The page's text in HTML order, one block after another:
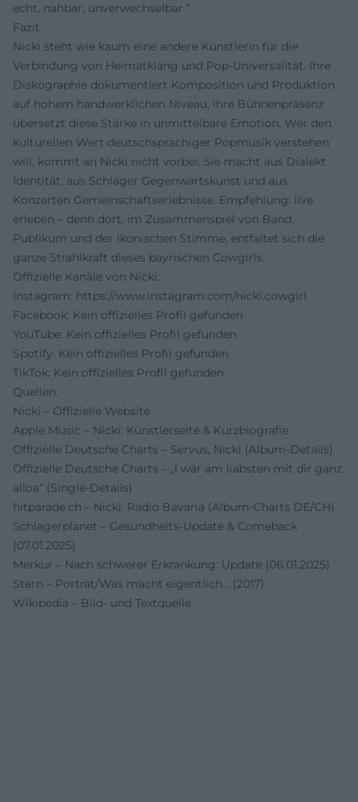
echt, nahbar, unverwechselbar.“
Fazit
Nicki steht wie kaum eine andere Künstlerin für die
Verbindung von Heimatklang und Pop-Universalität. Ihre
Diskographie dokumentiert Komposition und Produktion
auf hohem handwerklichen Niveau, ihre Bühnenpräsenz
übersetzt diese Stärke in unmittelbare Emotion. Wer den
kulturellen Wert deutschsprachiger Popmusik verstehen
will, kommt an Nicki nicht vorbei: Sie macht aus Dialekt
Identität, aus Schlager Gegenwartskunst und aus
Konzerten Gemeinschaftserlebnisse. Empfehlung: live
erleben – denn dort, im Zusammenspiel von Band,
Publikum und der ikonischen Stimme, entfaltet sich die
ganze Strahlkraft dieses bayrischen Cowgirls.
Offizielle Kanäle von Nicki:
Instagram: https://www.instagram.com/nicki.cowgirl
Facebook: Kein offizielles Profil gefunden
YouTube: Kein offizielles Profil gefunden
Spotify: Kein offizielles Profil gefunden
TikTok: Kein offizielles Profil gefunden
Quellen:
Nicki – Offizielle Website
Apple Music – Nicki: Künstlerseite & Kurzbiografie
Offizielle Deutsche Charts – Servus, Nicki (Album-Details)
Offizielle Deutsche Charts – „I wär am liabsten mit dir ganz
alloa“ (Single-Details)
hitparade.ch – Nicki: Radio Bavaria (Album-Charts DE/CH)
Schlagerplanet – Gesundheits-Update & Comeback
(07.01.2025)
Merkur – Nach schwerer Erkrankung: Update (06.01.2025)
Stern – Porträt/Was macht eigentlich… (2017)
Wikipedia – Bild- und Textquelle